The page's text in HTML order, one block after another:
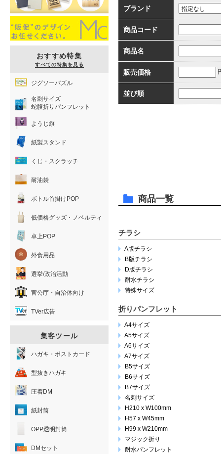
ブランド
商品コード
商品名
販売価格
並び順
商品一覧
チラシ
A版チラシ
B版チラシ
D版チラシ
耐水チラシ
特殊サイズ
折りパンフレット
A4サイズ
A5サイズ
A6サイズ
A7サイズ
B5サイズ
B6サイズ
B7サイズ
名刺サイズ
H210 x W100mm
H57 x W45mm
H99 x W210mm
マジック折り
耐水パンフレット
おすすめ特集
すべての特集を見る
ジグソーパズル
名刺サイズ
蛇腹折りパンフレット
ようじ旗
紙製スタンド
くじ・スクラッチ
耐油袋
ボトル首掛けPOP
低価格グッズ・ノベルティ
卓上POP
外食用品
選挙/政治活動
官公庁・自治体向け
TVer広告
集客ツール
ハガキ・ポストカード
型抜きハガキ
圧着DM
紙封筒
OPP透明封筒
DMセット